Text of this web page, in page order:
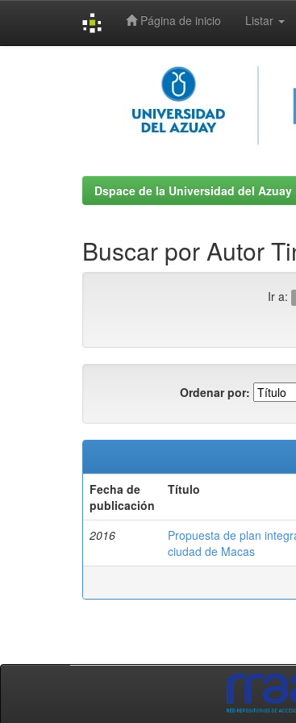
Página de inicio Listar
Dspace de la Universidad del Azuay
Buscar por Autor
Ir a:
Ordenar por:
Fecha de
publicación
Título
2016
Propuesta de plan
ciudad de Macas